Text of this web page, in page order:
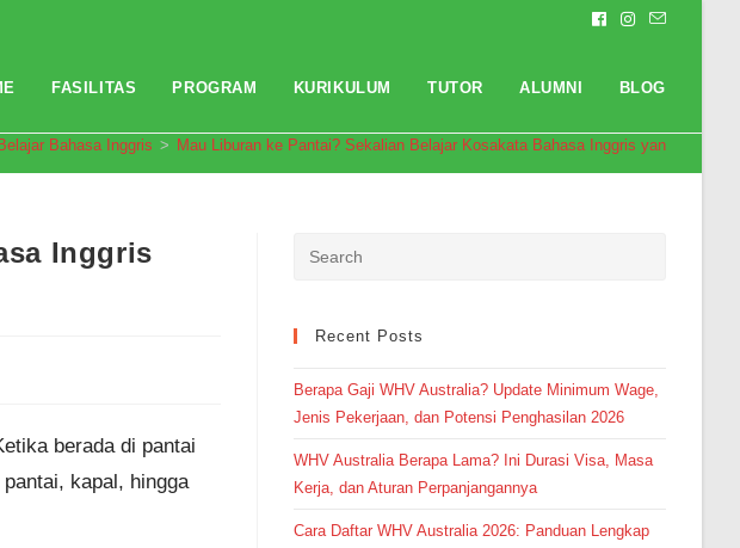
FASILITAS PROGRAM KURIKULUM TUTOR ALUMNI BLOG
Bahasa Inggris > Mau Liburan ke Pantai? Sekalian Belajar Kosakata Bahasa Inggris yang
Inggris
berada di pantai
kapal, hingga
Recent Posts
Berapa Gaji WHV Australia? Update Minimum Wage,
Jenis Pekerjaan, dan Potensi Penghasilan 2026
WHV Australia Berapa Lama? Ini Durasi Visa, Masa
Kerja, dan Aturan Perpanjangannya
Cara Daftar WHV Australia 2026: Panduan Lengkap
melakukan pendaftaran program
Integrated Speaking 3 Bulan 1
jam yang lalu.